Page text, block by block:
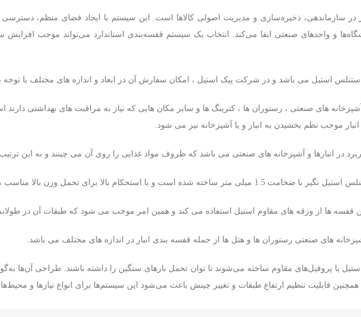
در سازماندهی، ذخیره‌سازی و مدیریت اصولی کالاها است. این سیستم با ایجاد فضای منظم،
و واحدهای صنعتی ایفا می‌کند. انتخاب یک سیستم قفسه‌بندی استاندارد می‌تواند موجب
استیل می باشد و در شرکت پیک استیل ، امکان سفارش آن در ابعاد و اندازه های مختلف با توجه
های صنعتی ، رستوران ها ، کترینگ ها و سایر مکان هایی که نیاز به مراقبت های بهداشتی
موجب نظم بخشیدن به انبار و یا آشپزخانه نیز می شود.
در انبارها و آشپزخانه های صنعتی می باشد که ظروف مواد غذایی را روی آن می چینند و به این
ها از ورقه های مقاوم استیل استفاده می کند و همین امر موجب می شود که طبقات آن در طولانی
های صنعتی رستوران ها و هتل ها از جمله قفسه بندی انبار در اندازه های مختلف می باشد.
یا پروفیل‌های مقاوم ساخته می‌شوند تا توان تحمل بارهای سنگین را داشته باشند. طراحی آن‌ها
قابلیت تنظیم ارتفاع طبقات و تغییر چینش باعث می‌شود این سیستم‌ها برای انواع نیازها و محیط‌ها